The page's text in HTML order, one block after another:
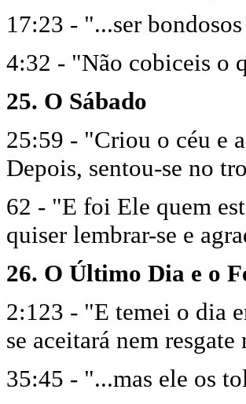
17:23 - "...ser
4:32 - "Não cobiceis o
25. O Sábado
25:59 - "Criou o céu e
Depois, sentou-se no
62 - "E foi Ele quem
quiser lembrar-se e
26. O Último Dia e o
2:123 - "E temei o dia
se aceitará nem
35:45 - "...mas ele os